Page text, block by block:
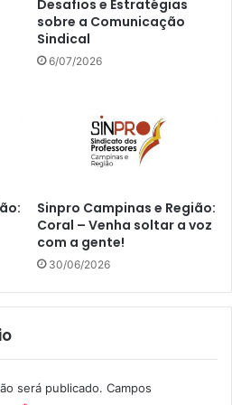
Desafios e Estratégias
sobre a Comunicação
Sindical
6/07/2026
Sinpro Campinas e Região:
Coral – Venha soltar a voz
com a gente!
30/06/2026
será publicado. Campos